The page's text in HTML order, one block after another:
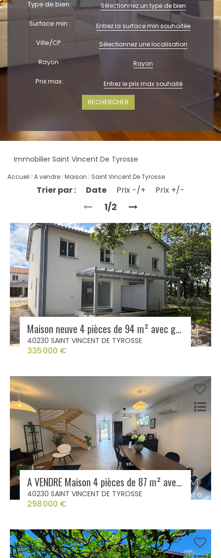
Type de bien : Sélectionnez un type de bien
Surface min :
Ville/CP : Sélectionnez une localisation
Rayon : Rayon
Prix max :
Immobilier Saint Vincent De Tyrosse
Accueil A vendre Maison Saint Vincent De Tyrosse
Trier par : Date Prix -/+ Prix +/-
1/2
Maison neuve 4 pièces de 94 m² avec garage et jardinet à Saint Vincent de Tyrosse
40230 SAINT VINCENT DE TYROSSE
335 000 €
A VENDRE Maison 4 pièces de 87 m² avec jardinet à Saint Vincent de Tyrosse
40230 SAINT VINCENT DE TYROSSE
298 000 €